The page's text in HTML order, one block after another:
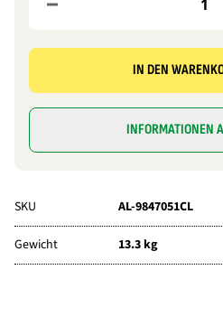
IN DEN
INFORMATIONEN
SKU AL-9847051CL
Gewicht 13.3 kg